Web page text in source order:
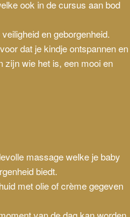
ook in de cursus aan bod
en geborgenheid.
dat je kindje ontspannen en
zijn wie het is, een mooi en
massage welke je baby
biedt.
met olie of crème gegeven